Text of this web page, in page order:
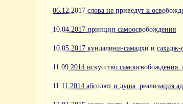
06.12.2017 слова не приведут к
10.04.2017 принцип самоосвобождения
10.05.2017 кундалини-самадхи и
11.09.2014 искусство самоосвобождения.
11.11.2014 абсолют и душа. реализация